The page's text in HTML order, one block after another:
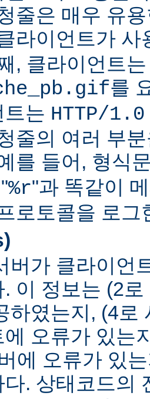
줄은 매우 유
라이언트가
, 클라이언트
를
트는 HTTP/1.0
줄의 여러 부
를 들어, 형식
%r"과 똑같이
로토콜을 로그
)
버가 클라이언
. 이 정보는 (2
하였는지, (4로
에 오류가 있는
에 오류가 있
다. 상태코드의